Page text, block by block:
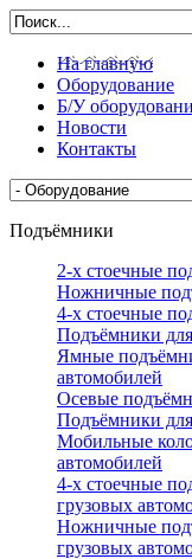
На главную
Оборудование
Б/У
Новости
Контакты
Подъёмники
2-х стоечные
Ножничные
4-х стоечные
Подъёмники
Ямные
автомобилей
Осевые
Подъёмники
Мобильные
автомобилей
4-х стоечные
грузовых
Ножничные
грузовых